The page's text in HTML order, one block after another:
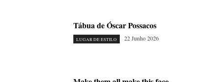
Tábua de Óscar Possacos
LUGAR DE ESTILO 22 Junho 2026